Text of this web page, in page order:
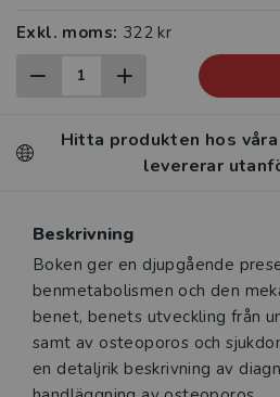
Exkl. moms: 322 kr
Hitta produkten hos
levererar
Beskrivning
Beskrivning
Boken ger en djupgående
benmetabolismen och den
benet, benets utveckling från
samt av osteoporos och
en detaljrik beskrivning av